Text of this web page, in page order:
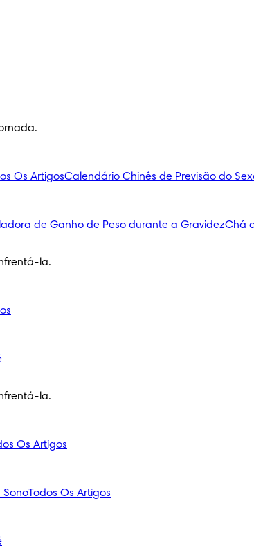
Os ArtigosCalendário Chinês de Previsão do
de Ganho de Peso durante a GravidezChá
la.
la.
Os Artigos
SonoTodos Os Artigos